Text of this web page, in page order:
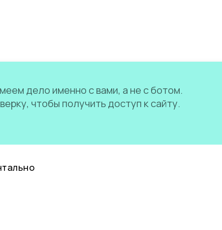
дело именно с вами, а не с ботом.
чтобы получить доступ к сайту.